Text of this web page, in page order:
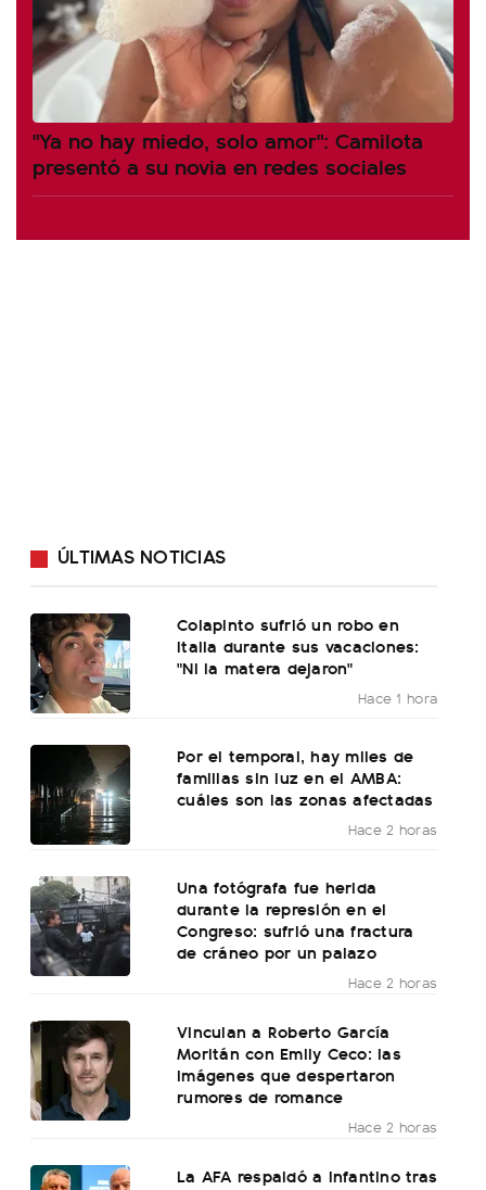
"Ya no hay miedo, solo amor": Camilota
presentó a su novia en redes sociales
ÚLTIMAS NOTICIAS
Colapinto sufrió un robo en
Italia durante sus vacaciones:
"Ni la matera dejaron"
Hace 1 hora
Por el temporal, hay miles de
familias sin luz en el AMBA:
cuáles son las zonas afectadas
Hace 2 horas
Una fotógrafa fue herida
durante la represión en el
Congreso: sufrió una fractura
de cráneo por un palazo
Hace 2 horas
Vinculan a Roberto García
Moritán con Emily Ceco: las
imágenes que despertaron
rumores de romance
Hace 2 horas
La AFA respaldó a Infantino tras